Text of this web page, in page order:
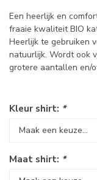
Een heerlijk en
fraaie kwaliteit BIO
Heerlijk te gebruiken
natuurlijk. Wordt ook
grotere aantallen en/
Kleur shirt: *
Maat shirt: *